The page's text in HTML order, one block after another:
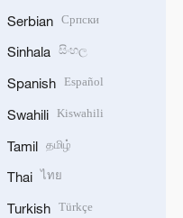
Serbian Српски
Sinhala සිංහල
Spanish Español
Swahili Kiswahili
Tamil தமிழ்
Thai ไทย
Turkish Türkçe